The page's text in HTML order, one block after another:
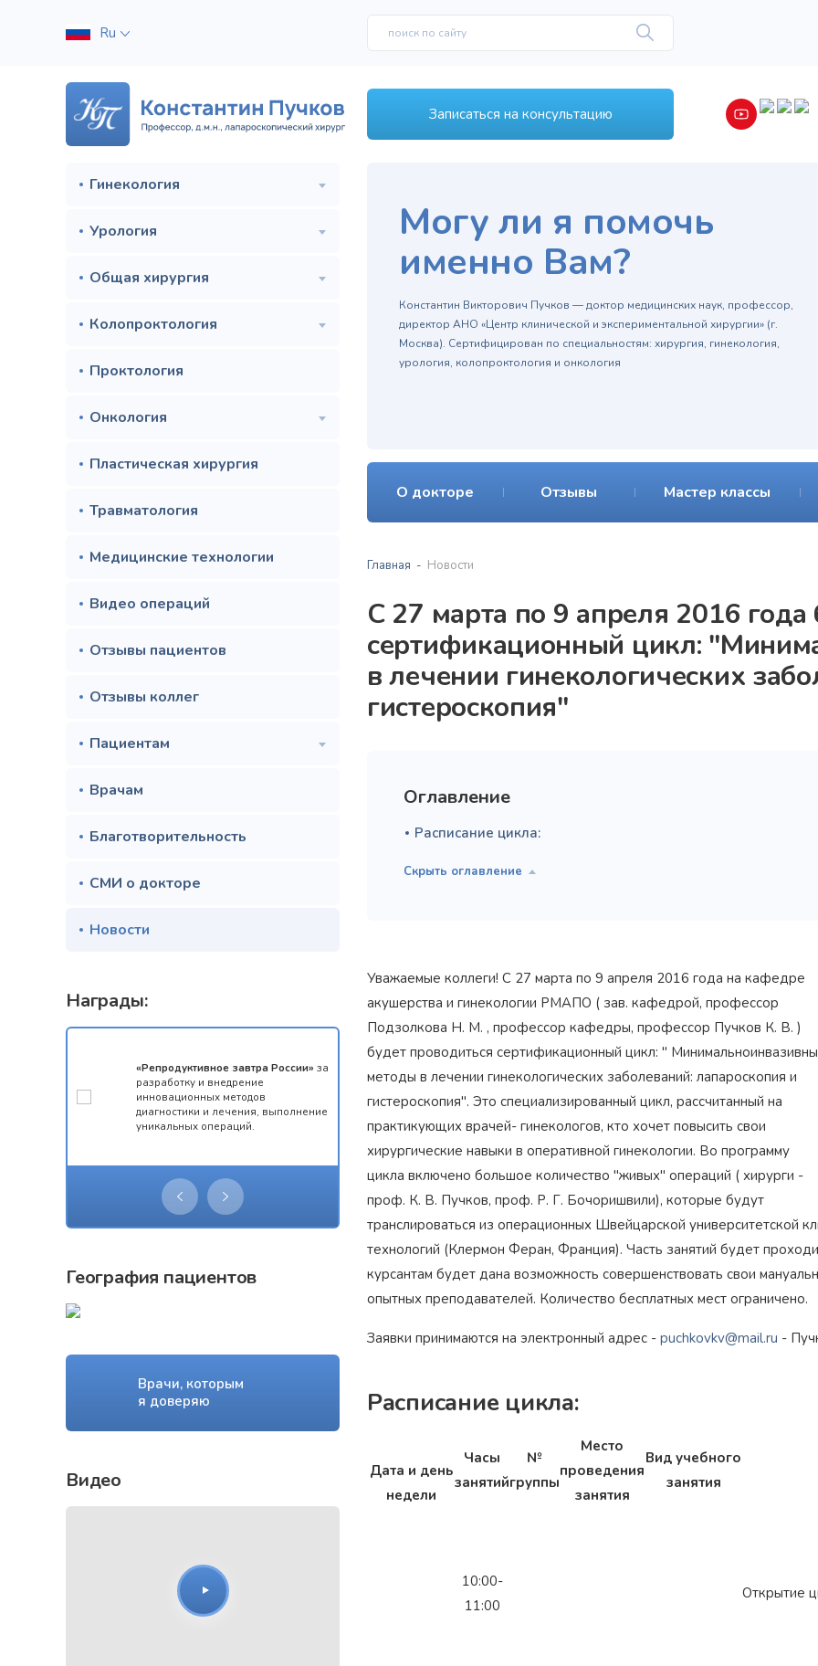
Ru
Записаться на консультацию
Гинекология
Урология
Общая хирургия
Колопроктология
Проктология
Онкология
Пластическая хирургия
Травматология
Медицинские технологии
Видео операций
Отзывы пациентов
Отзывы коллег
Пациентам
Врачам
Благотворительность
СМИ о докторе
Новости
Награды:
«Репродуктивное завтра России» за
разработку и внедрение
инновационных методов
диагностики и лечения, выполнение
уникальных операций.
Орден«Честь и Слава Великой
России»за заслуги перед
Награжден почетным
лучший
География пациентов
Врачи, которым
я доверяю
Видео
Могу ли я помочь
именно Вам?
Константин Викторович Пучков — доктор медицинских наук, профессор,
директор АНО «Центр клинической и экспериментальной хирургии» (г.
Москва). Сертифицирован по специальностям: хирургия, гинекология,
урология, колопроктология и онкология
О докторе Отзывы Мастер классы
Главная Новости
С 27 марта по 9 апреля 2016 года
сертификационный цикл:
в лечении гинекологических
гистероскопия"
Оглавление
Расписание цикла:
Уважаемые коллеги! С 27 марта по 9 апреля 2016 года на кафедре
акушерства и гинекологии РМАПО ( зав. кафедрой, профессор
Подзолкова Н. М. , профессор кафедры, профессор Пучков К. В. )
будет проводиться сертификационный цикл: "
методы в лечении гинекологических заболеваний: лапароскопия и
гистероскопия". Это специализированный цикл, рассчитанный на
практикующих врачей- гинекологов, кто хочет повысить свои
хирургические навыки в оперативной гинекологии. Во программу
цикла включено большое количество "живых" операций ( хирурги -
проф. К. В. Пучков, проф. Р. Г. Бочоришвили), которые будут
транслироваться из операционных Швейцарской университетской
технологий (Клермон Феран, Франция). Часть занятий будет
курсантам будет дана возможность совершенствовать свои
опытных преподавателей. Количество бесплатных мест ограничено.
Заявки принимаются на электронный адрес - puchkovkv@mail.ru -
Расписание цикла:
Дата и день
недели
Часы
занятий
№
группы
Место
проведения
занятия
Вид учебного
занятия
10:00-
11:00
Открытие